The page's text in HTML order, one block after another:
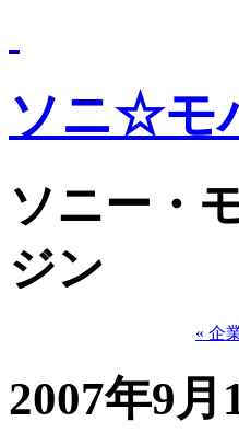
ソニ☆モ
ソニー・
ジン
« 企
2007年9月